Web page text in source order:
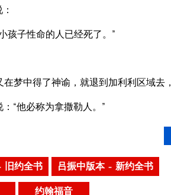
孩子性命的人已经死了。”
梦中得了神谕，就退到加利利区域去，
“他必称为拿撒勒人。”
旧约全书 吕振中版本 – 新约全书
约翰福音